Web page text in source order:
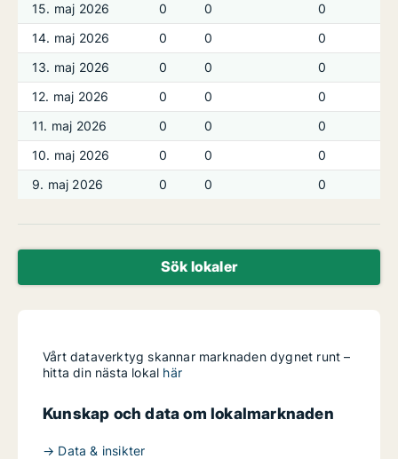
15. maj 2026
0 0
0
14. maj 2026
0 0
0
13. maj 2026
0 0
0
12. maj 2026
0 0
0
11. maj 2026
0 0
0
10. maj 2026
0 0
0
9. maj 2026
0 0 0
Sök lokaler
Vårt dataverktyg skannar marknaden dygnet runt –
hitta din nästa lokal här
Kunskap och data om lokalmarknaden
→ Data & insikter